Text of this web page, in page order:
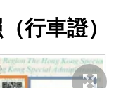
行車證）